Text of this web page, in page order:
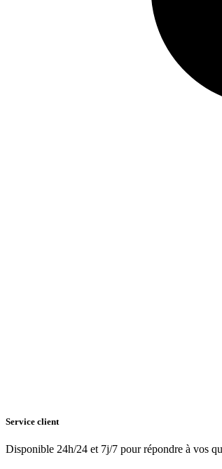
Service client
Disponible 24h/24 et 7j/7 pour répondre à vos